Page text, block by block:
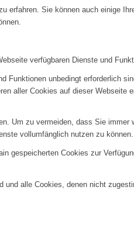
erfahren. Sie können auch einige
verfügbaren Dienste und
Funktionen unbedingt erforderlich
aller Cookies auf dieser
Um zu vermeiden, dass Sie
vollumfänglich nutzen zu
gespeicherten Cookies zur
alle Cookies, denen nicht